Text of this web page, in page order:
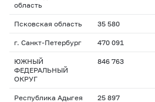
область
Псковская область 35 580
г. Санкт-Петербург 470 091
ЮЖНЫЙ
ФЕДЕРАЛЬНЫЙ
ОКРУГ
846 763
Республика Адыгея
25 897